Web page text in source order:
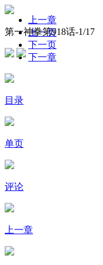
第一神拳第918话-1/17
上一章
上一页
下一页
下一章
目录
单页
评论
上一章